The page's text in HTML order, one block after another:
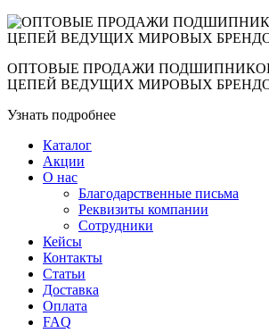
ОПТОВЫЕ ПРОДАЖИ
ЦЕПЕЙ ВЕДУЩИХ МИРОВЫХ
Узнать подробнее
Каталог
Акции
О нас
Благодарственные письма
Реквизиты компании
Сотрудники
Кейсы
Контакты
Статьи
Доставка
Оплата
FAQ